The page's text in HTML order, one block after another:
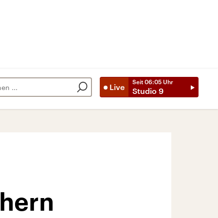
Live
Seit 06:05 Uhr
Studio 9